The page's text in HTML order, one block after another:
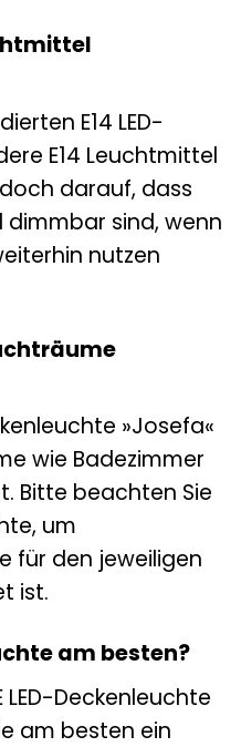
E14 LED-
E14 Leuchtmittel
darauf, dass
sind, wenn
nutzen
»Josefa«
wie Badezimmer
Bitte beachten Sie
um
für den jeweiligen
ist.
am besten?
LED-Deckenleuchte
am besten ein